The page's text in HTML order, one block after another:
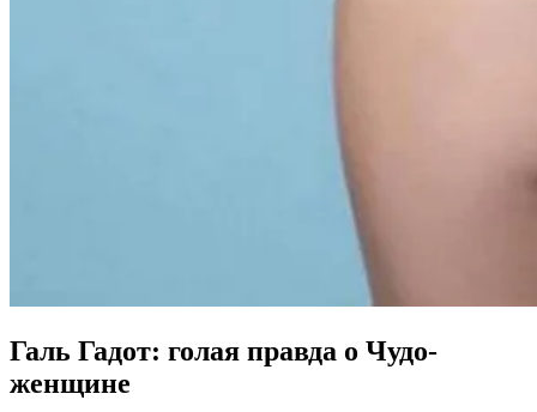
Галь Гадот: голая правда о Чудо-
женщине